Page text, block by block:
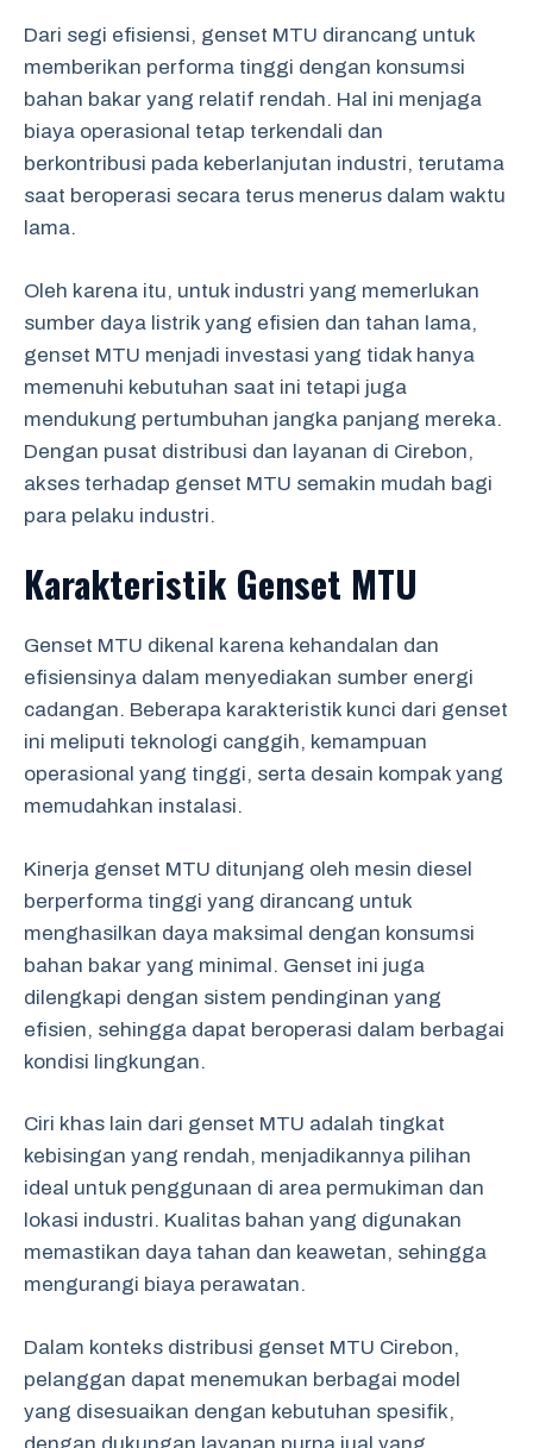
Dari segi efisiensi, genset MTU dirancang untuk
memberikan performa tinggi dengan konsumsi
bahan bakar yang relatif rendah. Hal ini menjaga
biaya operasional tetap terkendali dan
berkontribusi pada keberlanjutan industri, terutama
saat beroperasi secara terus menerus dalam waktu
lama.
Oleh karena itu, untuk industri yang memerlukan
sumber daya listrik yang efisien dan tahan lama,
genset MTU menjadi investasi yang tidak hanya
memenuhi kebutuhan saat ini tetapi juga
mendukung pertumbuhan jangka panjang mereka.
Dengan pusat distribusi dan layanan di Cirebon,
akses terhadap genset MTU semakin mudah bagi
para pelaku industri.
Karakteristik Genset MTU
Genset MTU dikenal karena kehandalan dan
efisiensinya dalam menyediakan sumber energi
cadangan. Beberapa karakteristik kunci dari genset
ini meliputi teknologi canggih, kemampuan
operasional yang tinggi, serta desain kompak yang
memudahkan instalasi.
Kinerja genset MTU ditunjang oleh mesin diesel
berperforma tinggi yang dirancang untuk
menghasilkan daya maksimal dengan konsumsi
bahan bakar yang minimal. Genset ini juga
dilengkapi dengan sistem pendinginan yang
efisien, sehingga dapat beroperasi dalam berbagai
kondisi lingkungan.
Ciri khas lain dari genset MTU adalah tingkat
kebisingan yang rendah, menjadikannya pilihan
ideal untuk penggunaan di area permukiman dan
lokasi industri. Kualitas bahan yang digunakan
memastikan daya tahan dan keawetan, sehingga
mengurangi biaya perawatan.
Dalam konteks distribusi genset MTU Cirebon,
pelanggan dapat menemukan berbagai model
yang disesuaikan dengan kebutuhan spesifik,
dengan dukungan layanan purna jual yang